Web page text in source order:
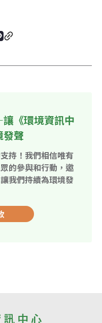
《環境資訊中
發聲
持！我們相信唯有
的參與和行動，邀
我們持續為環境發